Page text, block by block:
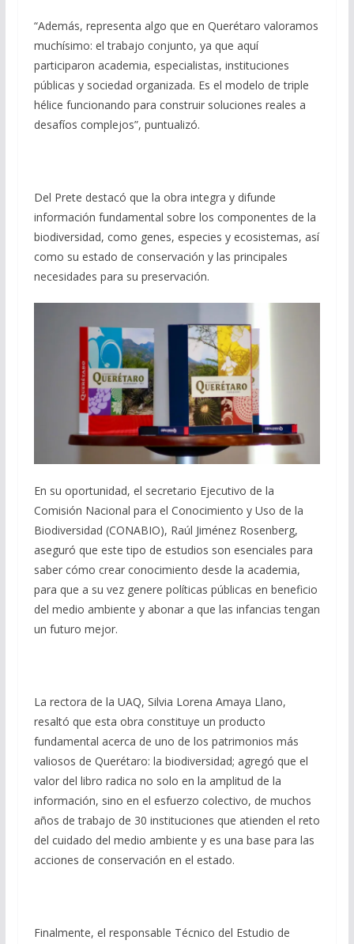
“Además, representa algo que en Querétaro valoramos
muchísimo: el trabajo conjunto, ya que aquí
participaron academia, especialistas, instituciones
públicas y sociedad organizada. Es el modelo de triple
hélice funcionando para construir soluciones reales a
desafíos complejos”, puntualizó.
Del Prete destacó que la obra integra y difunde
información fundamental sobre los componentes de la
biodiversidad, como genes, especies y ecosistemas, así
como su estado de conservación y las principales
necesidades para su preservación.
En su oportunidad, el secretario Ejecutivo de la
Comisión Nacional para el Conocimiento y Uso de la
Biodiversidad (CONABIO), Raúl Jiménez Rosenberg,
aseguró que este tipo de estudios son esenciales para
saber cómo crear conocimiento desde la academia,
para que a su vez genere políticas públicas en beneficio
del medio ambiente y abonar a que las infancias tengan
un futuro mejor.
La rectora de la UAQ, Silvia Lorena Amaya Llano,
resaltó que esta obra constituye un producto
fundamental acerca de uno de los patrimonios más
valiosos de Querétaro: la biodiversidad; agregó que el
valor del libro radica no solo en la amplitud de la
información, sino en el esfuerzo colectivo, de muchos
años de trabajo de 30 instituciones que atienden el reto
del cuidado del medio ambiente y es una base para las
acciones de conservación en el estado.
Finalmente, el responsable Técnico del Estudio de